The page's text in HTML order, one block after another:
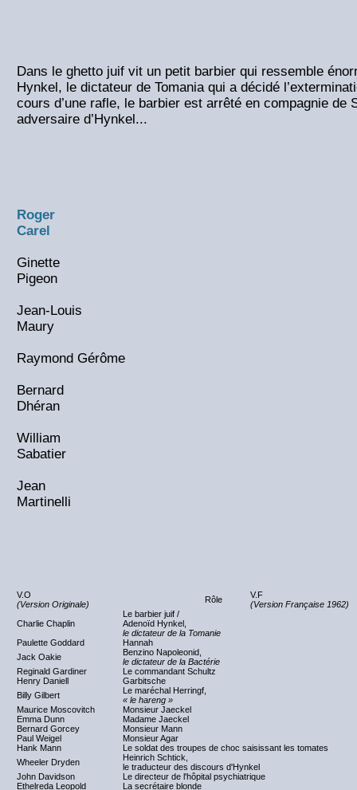
Dans le ghetto juif vit un petit barbier qui ressemble
Hynkel, le dictateur de Tomania qui a décidé
cours d’une rafle, le barbier est arrêté en compagnie de
adversaire d’Hynkel...
Roger
Carel
Ginette
Pigeon
Jean-Louis
Maury
Raymond Gérôme
Bernard
Dhéran
William
Sabatier
Jean
Martinelli
V.O
(Version Originale)
Rôle
V.F
(Version Française 1962)
Charlie Chaplin
Le barbier juif /
Adenoïd Hynkel,
le dictateur de la Tomanie
Paulette Goddard
Hannah
Jack Oakie
Benzino Napoleonid,
le dictateur de la Bactérie
Reginald Gardiner
Le commandant Schultz
Henry Daniell
Garbitsche
Billy Gilbert
Le maréchal Herringf,
« le hareng »
Maurice Moscovitch
Monsieur Jaeckel
Emma Dunn
Madame Jaeckel
Bernard Gorcey
Monsieur Mann
Paul Weigel
Monsieur Agar
Hank Mann
Le soldat des troupes de choc saisissant les tomates
Wheeler Dryden
Heinrich Schtick,
le traducteur des discours d'Hynkel
John Davidson
Le directeur de l'hôpital psychiatrique
Ethelreda Leopold
La secrétaire blonde